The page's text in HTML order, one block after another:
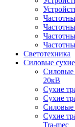
Светотехника
Силовые
Силовые
20кВ
Сухие
Сухие
Силовые
Сухие
Tra-mec